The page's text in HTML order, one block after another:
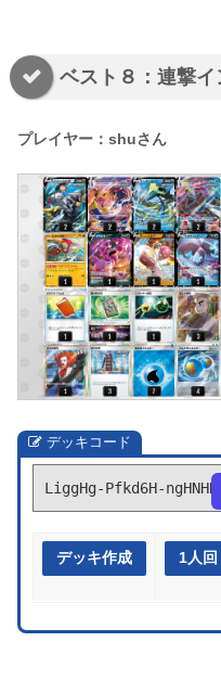
ベスト８：連撃
プレイヤー：shuさん
デッキコード
LiggHg-Pfkd6H-ngHNHN
デッキ作成 1人回